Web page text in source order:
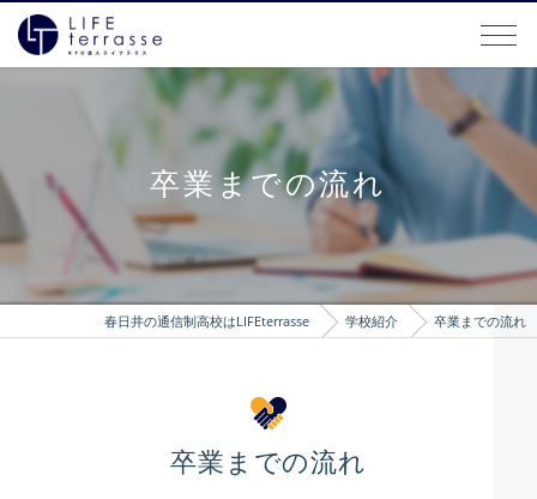
卒業までの流れ
春日井の通信制高校はLIFEterrasse 学校紹介 卒業までの流れ
卒業までの流れ